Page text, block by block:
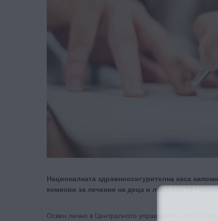
Националната здравноосигурителна каса
комисии за лечение на деца и лица над 18
Освен лично в Централното управление на НЗОК